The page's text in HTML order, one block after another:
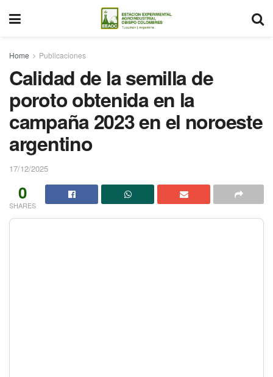
Home Publicaciones
Calidad de la semilla de
poroto obtenida en la
campaña 2023 en el noroeste
argentino
17/12/2025
0
SHARES